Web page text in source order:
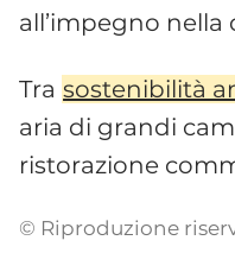
all’impegno nella
Tra sostenibilità
aria di grandi
ristorazione
© Riproduzione